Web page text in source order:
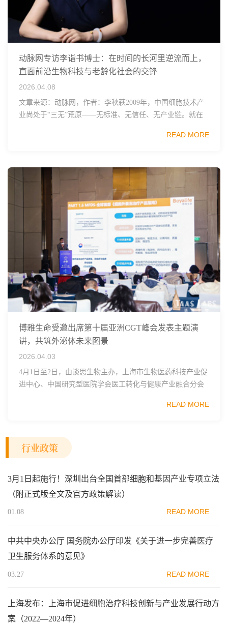
动脉网专访李诣书博士：在时间的长河里逆流而上，
直面前沿生物科技与老龄化社会的交锋
2026.04.08
文章来源：动脉网，作者：李秋萩2009年，中国细胞技术产
业尚处于“三无”荒原——无标准、无信任、无产业链。就在
READ MORE
博雅生命受邀出席第十届亚洲CGT峰会发表主题演
讲，共筑外泌体未来图景
2026.04.03
4月1日至2日，由谈思生物主办，上海市生物医药科技产业促
进中心、中国研究型医院学会医工转化与健康产业融合分会
READ MORE
行业政策
3月1日起施行！深圳出台全国首部细胞和基因产业专项立法
（附正式版全文及官方政策解读）
01.08 READ MORE
中共中央办公厅 国务院办公厅印发《关于进一步完善医疗
卫生服务体系的意见》
03.27 READ MORE
上海发布：上海市促进细胞治疗科技创新与产业发展行动方
案（2022—2024年）